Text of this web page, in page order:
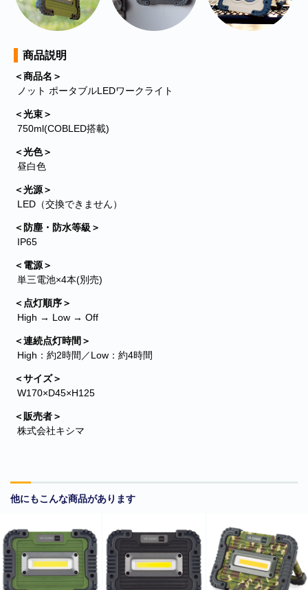
商品説明
＜商品名＞
ノット ポータブルLEDワークライト
＜光束＞
750ml(COBLED搭載)
＜光色＞
昼白色
＜光源＞
LED（交換できません）
＜防塵・防水等級＞
IP65
＜電源＞
単三電池×4本(別売)
＜点灯順序＞
High → Low → Off
＜連続点灯時間＞
High：約2時間／Low：約4時間
＜サイズ＞
W170×D45×H125
＜販売者＞
株式会社キシマ
他にもこんな商品があります
に覚えのない場合は、メールを開いたり、メール内のリンクをタッ
プしたり絶対にしないようご注意ください。なお、ご不明の場合
年10月31日(木)〕
**夏期休業日のお知らせ**
夏期休業日とさせていただきます。そのため、8月13日(火)14:00か
す。ご了承のほどお願い申し上げます。
■Amaricoドッグフード グレインフリー成犬用（レッド）とグレイ
ンフリー成犬～シニア犬用（ゴールド）が新入荷しました。
Amaricoドッグフード
ステイロイヤル グレインフリー ドッグフード
輸送遅延のため入荷が遅れておりました。まことに申し訳ございま
せんでした。